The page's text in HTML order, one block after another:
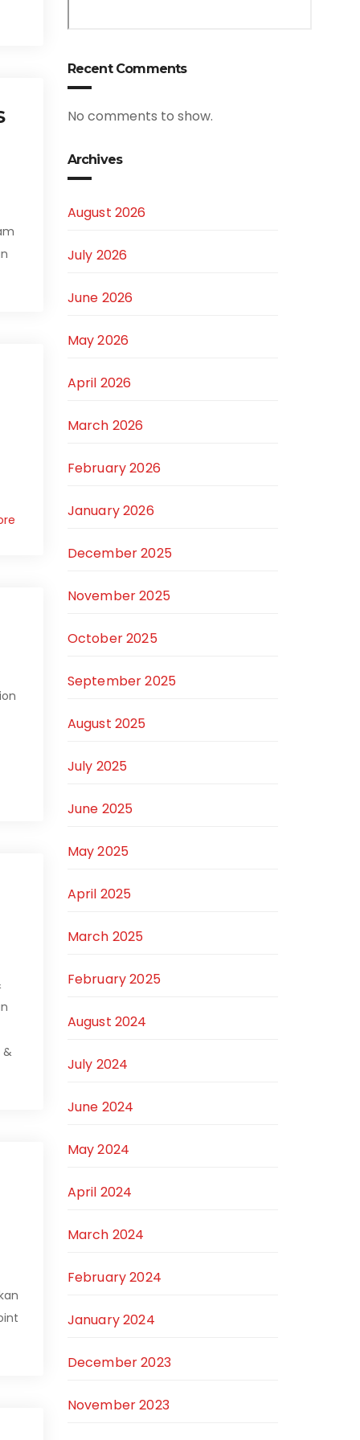
&
Recent Comments
No comments to show.
Archives
August 2026
July 2026
June 2026
May 2026
April 2026
March 2026
February 2026
January 2026
December 2025
November 2025
October 2025
September 2025
August 2025
July 2025
June 2025
May 2025
April 2025
March 2025
February 2025
August 2024
July 2024
June 2024
May 2024
April 2024
March 2024
February 2024
January 2024
December 2023
November 2023